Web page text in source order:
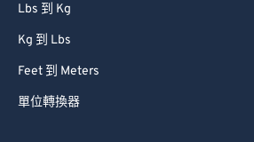
Lbs 到 Kg
Kg 到 Lbs
Feet 到 Meters
單位轉換器